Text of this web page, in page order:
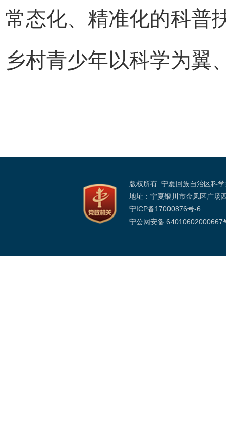
常态化、精准化的科普
乡村青少年以科学为翼
版权所有: 宁夏回族自治区科
地址：宁夏银川市金凤区广场
宁ICP备17000876号-6
宁公网安备 64010602000667